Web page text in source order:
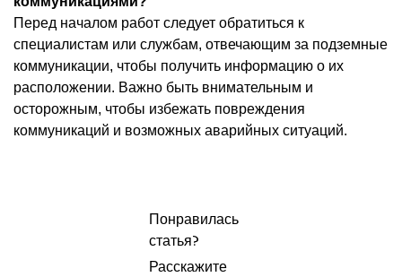
Перед началом работ следует обратиться к
специалистам или службам, отвечающим за подземные
коммуникации, чтобы получить информацию о их
расположении. Важно быть внимательным и
осторожным, чтобы избежать повреждения
коммуникаций и возможных аварийных ситуаций.
Понравилась
статья?
Расскажите